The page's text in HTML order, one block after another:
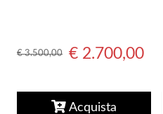
€ 3.500,00 € 2.700,00
Acquista